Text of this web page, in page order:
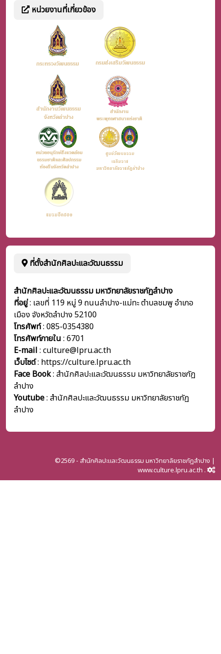
หน่วยงานที่เกี่ยวข้อง
ที่ตั้งสำนักศิลปะและวัฒนธรรม
สำนักศิลปะและวัฒนธรรม มหาวิทยาลัยราชภัฏลำปาง
ที่อยู่: เลขที่ 119 หมู่ 9 ถนนลำปาง-แม่ทะ ตำบลชมพู อำเภอ
เมือง จังหวัดลำปาง 52100
โทรศัพท์: 085-0354380
โทรศัพท์ภายใน : 6701
E-mail : culture@lpru.ac.th
เว็บไซต์: https://culture.lpru.ac.th
Face Book: สำนักศิลปะและวัฒนธรรม มหาวิทยาลัยราชภัฏ
ลำปาง
Youtube: สำนักศิลปะและวัฒนธรรม มหาวิทยาลัยราชภัฏ
ลำปาง
©2569 - สำนักศิลปะและวัฒนธรรม มหาวิทยาลัยราชภัฏลำปาง |
www.culture.lpru.ac.th .